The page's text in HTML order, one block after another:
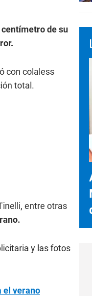
de su
con colaless
total.
entre otras
y las fotos
el verano